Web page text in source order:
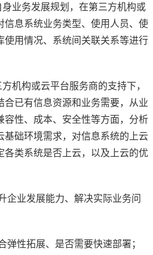
身业务发展规划，在第三方机构或
信息系统业务类型、使用人员、使
使用情况、系统间关联关系等进行
机构或云平台服务商的支持下，
合已有信息资源和业务需要，从业
容性、成本、安全性等方面，分析
基础环境需求，对信息系统的上云
各类系统是否上云，以及上云的优
企业发展能力、解决实际业务问
弹性拓展、是否需要快速部署；